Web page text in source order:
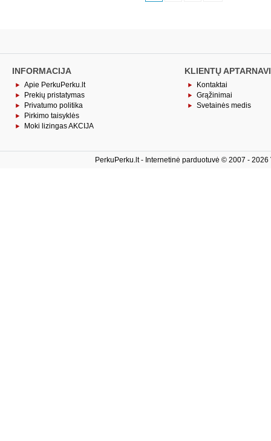
INFORMACIJA
Apie PerkuPerku.lt
Prekių pristatymas
Privatumo politika
Pirkimo taisyklės
Moki lizingas AKCIJA
KLIENTŲ
Kontaktai
Grąžinimai
Svetainės medis
PerkuPerku.lt - Internetinė parduotuvė © 2007 -